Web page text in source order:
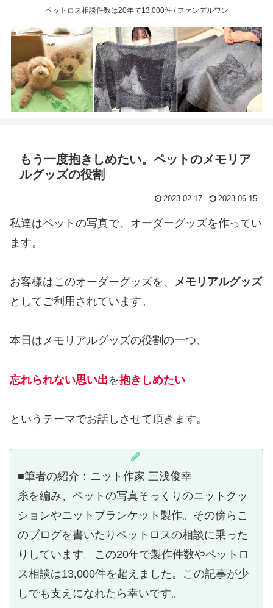
ペットロス相談件数は20年で13,000件 / ファンデルワン
もう一度抱きしめたい。ペットのメモリア
ルグッズの役割
2023.02.17 2023.06.15
私達はペットの写真で、オーダーグッズを作ってい
ます。
お客様はこのオーダーグッズを、 メモリアルグッズ
としてご利用されています。
本日はメモリアルグッズの役割の一つ、
忘れられない思い出 を抱きしめたい
というテーマでお話しさせて頂きます。
■筆者の紹介：ニット作家 三浅俊幸
糸を編み、ペットの写真そっくりのニットクッ
ションやニットブランケット製作。その傍らこ
のブログを書いたりペットロスの相談に乗った
りしています。この20年で製作件数やペットロ
ス相談は13,000件を超えました。この記事が少
しでも支えになれたら幸いです。